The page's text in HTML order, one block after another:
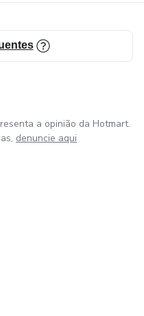
a opinião da Hotmart.
denuncie aqui